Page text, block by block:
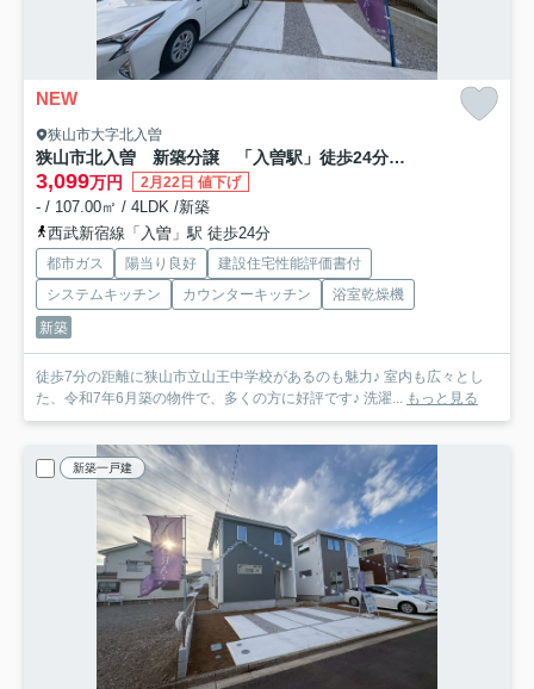
NEW
狭山市大字北入曽
狭山市北入曽 新築分譲 「入曽駅」徒歩24分 敷地40坪 【御狩場小学区】
3,099万円 2月22日 値下げ
- / 107.00㎡ / 4LDK /新築
西武新宿線「入曽」駅 徒歩24分
都市ガス 陽当り良好
建設住宅性能評価書付
システムキッチン
カウンターキッチン
浴室乾燥機
新築
徒歩7分の距離に狭山市立山王中学校があるのも魅力♪ 室内も広々とし
た、令和7年6月築の物件で、多くの方に好評です♪ 洗濯...
もっと見る
新築一戸建